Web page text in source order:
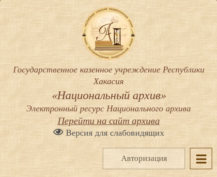
Государственное казенное учреждение Республики
Хакасия
«Национальный архив»
Электронный ресурс Национального архива
Перейти на сайт архива
Версия для слабовидящих
Авторизация